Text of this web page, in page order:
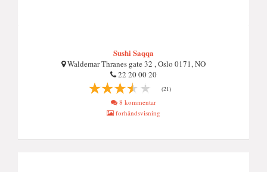
Sushi Saqqa
Waldemar Thranes gate 32 , Oslo 0171, NO
22 20 00 20
(21)
8 kommentar
forhåndsvisning